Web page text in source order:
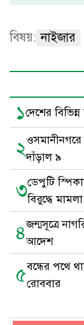
বিষয়: নাইজার
১দেশের বিভিন্ন
২ওসমানীনগরে
দাঁড়াল ৯
৩ডেপুটি
বিরুদ্ধে মামলা
৪জন্মসূত্রে
আদেশ
৫বন্ধের পথে
রোববার